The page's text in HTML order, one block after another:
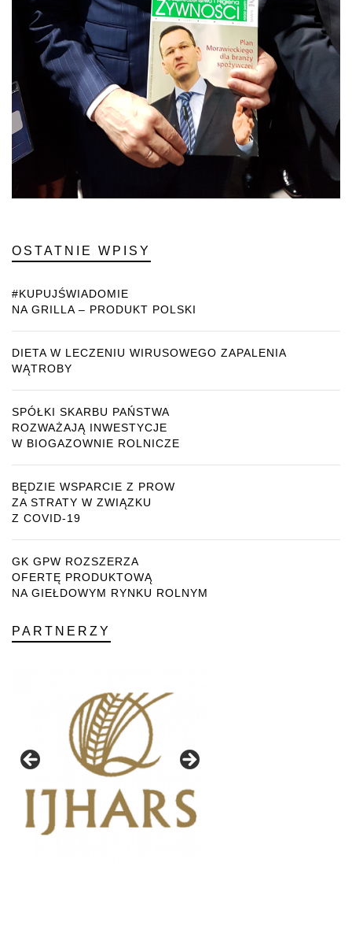
OSTATNIE WPISY
#KUPUJŚWIADOMIE
NA GRILLA – PRODUKT POLSKI
DIETA W LECZENIU WIRUSOWEGO ZAPALENIA
WĄTROBY
SPÓŁKI SKARBU PAŃSTWA
ROZWAŻAJĄ INWESTYCJE
W BIOGAZOWNIE ROLNICZE
BĘDZIE WSPARCIE Z PROW
ZA STRATY W ZWIĄZKU
Z COVID-19
GK GPW ROZSZERZA
OFERTĘ PRODUKTOWĄ
NA GIEŁDOWYM RYNKU ROLNYM
PARTNERZY